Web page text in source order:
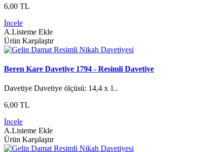
6,00 TL
İncele
A.Listeme Ekle
Ürün Karşılaştır
Beren Kare Davetiye 1794 - Resimli Davetiye
Davetiye Davetiye ölçüsü: 14,4 x 1..
6,00 TL
İncele
A.Listeme Ekle
Ürün Karşılaştır